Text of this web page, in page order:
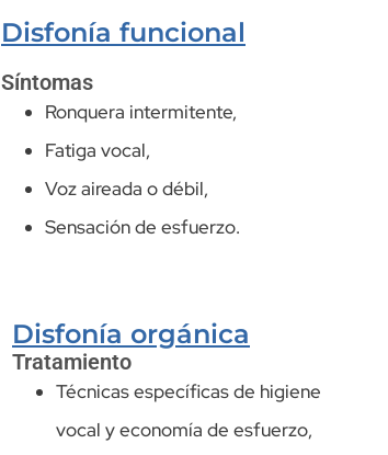
Disfonía funcional
Síntomas
Ronquera intermitente,
Fatiga vocal,
Voz aireada o débil,
Sensación de esfuerzo.
Disfonía orgánica
Tratamiento
Técnicas específicas de higiene
vocal y economía de esfuerzo,